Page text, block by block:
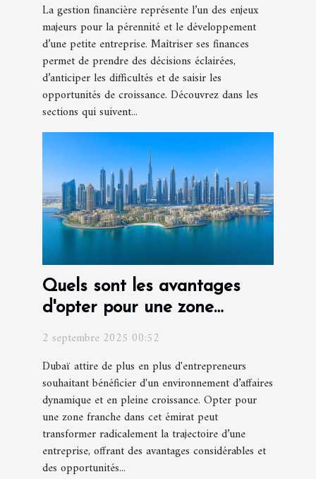
La gestion financière représente l’un des enjeux
majeurs pour la pérennité et le développement
d’une petite entreprise. Maîtriser ses finances
permet de prendre des décisions éclairées,
d’anticiper les difficultés et de saisir les
opportunités de croissance. Découvrez dans les
sections qui suivent...
Quels sont les avantages
d'opter pour une zone
entreprise ?
2 septembre 2025 00:52
Dubaï attire de plus en plus d'entrepreneurs
souhaitant bénéficier d'un environnement d’affaires
dynamique et en pleine croissance. Opter pour
une zone franche dans cet émirat peut
transformer radicalement la trajectoire d’une
entreprise, offrant des avantages considérables et
des opportunités...